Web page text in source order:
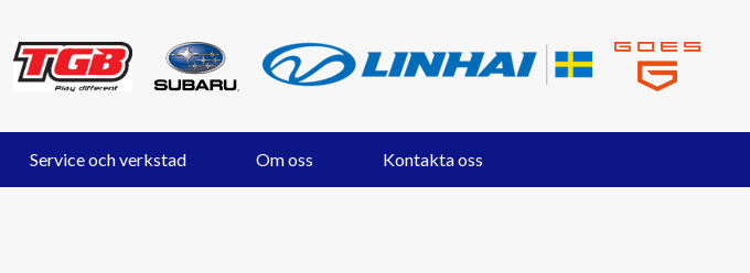
Service och verkstad Om oss Kontakta oss